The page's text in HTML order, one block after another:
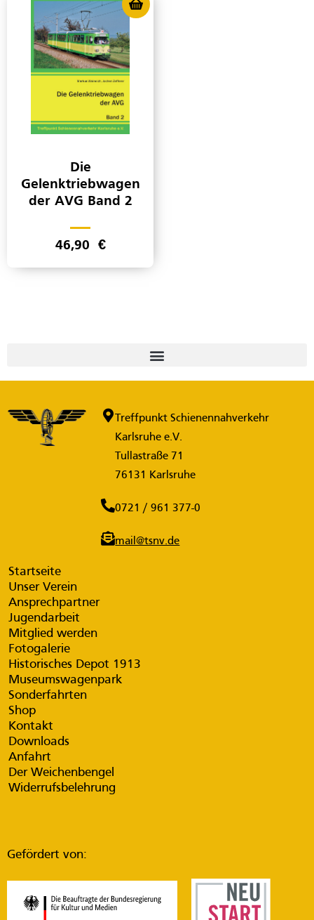
Die
Gelenktriebwagen
der AVG Band 2
46,90 €
Treffpunkt Schienennahverkehr
Karlsruhe e.V.
Tullastraße 71
76131 Karlsruhe
0721 / 961 377-0
mail@tsnv.de
Startseite
Unser Verein
Ansprechpartner
Jugendarbeit
Mitglied werden
Fotogalerie
Historisches Depot 1913
Museumswagenpark
Sonderfahrten
Shop
Kontakt
Downloads
Anfahrt
Der Weichenbengel
Widerrufsbelehrung
Gefördert von: